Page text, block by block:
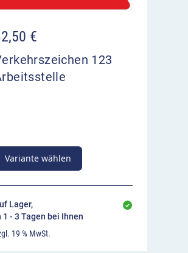
€
123
Variante wählen
Lager,
1 - 3 Tagen bei Ihnen
19 % MwSt.